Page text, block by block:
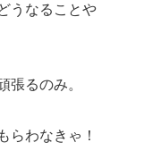
うなることや
張るのみ。
らわなきゃ！